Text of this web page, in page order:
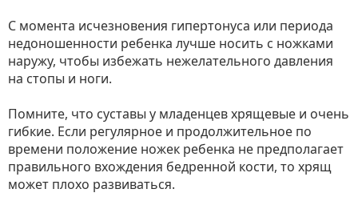
С момента исчезновения гипертонуса или периода
недоношенности ребенка лучше носить с ножками
наружу, чтобы избежать нежелательного давления
на стопы и ноги.
Помните, что суставы у младенцев хрящевые и очень
гибкие. Если регулярное и продолжительное по
времени положение ножек ребенка не предполагает
правильного вхождения бедренной кости, то хрящ
может плохо развиваться.